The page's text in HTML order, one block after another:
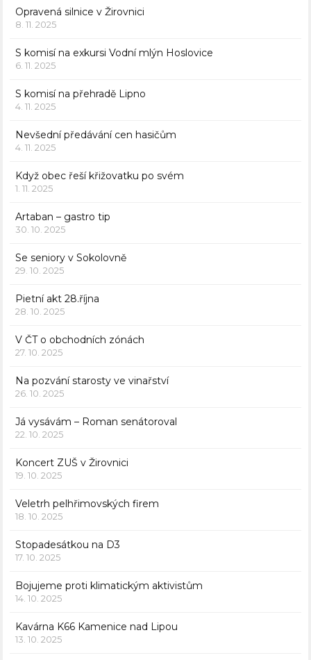
Opravená silnice v Žirovnici
8. 11. 2025
S komisí na exkursi Vodní mlýn Hoslovice
6. 11. 2025
S komisí na přehradě Lipno
4. 11. 2025
Nevšední předávání cen hasičům
4. 11. 2025
Když obec řeší křižovatku po svém
1. 11. 2025
Artaban – gastro tip
30. 10. 2025
Se seniory v Sokolovně
29. 10. 2025
Pietní akt 28.října
28. 10. 2025
V ČT o obchodních zónách
27. 10. 2025
Na pozvání starosty ve vinařství
26. 10. 2025
Já vysávám – Roman senátoroval
22. 10. 2025
Koncert ZUŠ v Žirovnici
19. 10. 2025
Veletrh pelhřimovských firem
18. 10. 2025
Stopadesátkou na D3
17. 10. 2025
Bojujeme proti klimatickým aktivistům
14. 10. 2025
Kavárna K66 Kamenice nad Lipou
13. 10. 2025